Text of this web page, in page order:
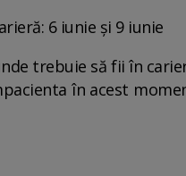
6 iunie și 9 iunie
trebuie să fii în
în acest